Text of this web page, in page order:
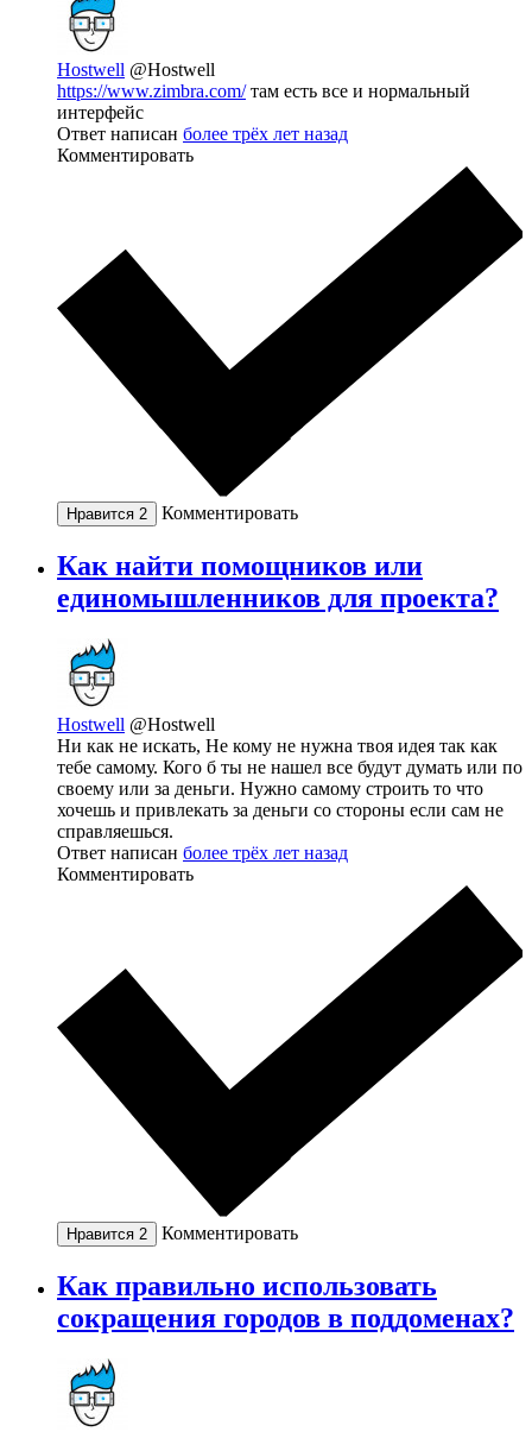
Hostwell @Hostwell
https://www.zimbra.com/там есть все и нормальный
интерфейс
Ответ написан более трёх лет назад
Комментировать
Нравится 2 Комментировать
Как найти помощников или
единомышленников для проекта?
Hostwell @Hostwell
Ни как не искать, Не кому не нужна твоя идея так как
тебе самому. Кого б ты не нашел все будут думать или по
своему или за деньги. Нужно самому строить то что
хочешь и привлекать за деньги со стороны если сам не
справляешься.
Ответ написан более трёх лет назад
Комментировать
Нравится 2 Комментировать
Как правильно использовать
сокращения городов в поддоменах?